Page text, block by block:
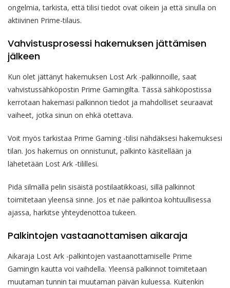
ongelmia, tarkista, että tilisi tiedot ovat oikein ja että sinulla on
aktiivinen Prime-tilaus.
Vahvistusprosessi hakemuksen jättämisen
jälkeen
Kun olet jättänyt hakemuksen Lost Ark -palkinnoille, saat
vahvistussähköpostin Prime Gamingilta. Tässä sähköpostissa
kerrotaan hakemasi palkinnon tiedot ja mahdolliset seuraavat
vaiheet, jotka sinun on ehkä otettava.
Voit myös tarkistaa Prime Gaming -tilisi nähdäksesi hakemuksesi
tilan. Jos hakemus on onnistunut, palkinto käsitellään ja
lähetetään Lost Ark -tilillesi.
Pidä silmällä pelin sisäistä postilaatikkoasi, sillä palkinnot
toimitetaan yleensä sinne. Jos et näe palkintoa kohtuullisessa
ajassa, harkitse yhteydenottoa tukeen.
Palkintojen vastaanottamisen aikaraja
Aikaraja Lost Ark -palkintojen vastaanottamiselle Prime
Gamingin kautta voi vaihdella. Yleensä palkinnot toimitetaan
muutaman tunnin tai muutaman päivän kuluessa. Kuitenkin